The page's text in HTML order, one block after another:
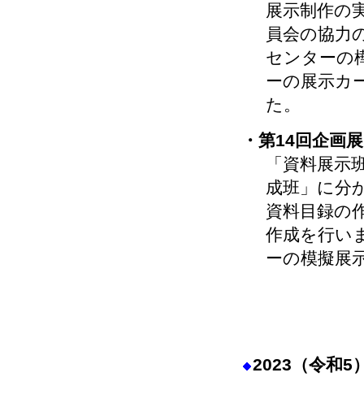
展示制作の
員会の協力
センターの
ーの展示カ
た。
・第14回企画
「資料展
成班」に分
資料目録の
作成を行い
ーの模擬展
2023（令和5